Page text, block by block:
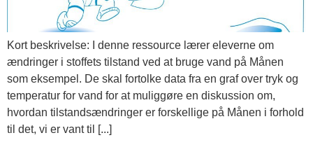
Kort beskrivelse: I denne ressource lærer eleverne om
ændringer i stoffets tilstand ved at bruge vand på Månen
som eksempel. De skal fortolke data fra en graf over tryk og
temperatur for vand for at muliggøre en diskussion om,
hvordan tilstandsændringer er forskellige på Månen i forhold
til det, vi er vant til [...]